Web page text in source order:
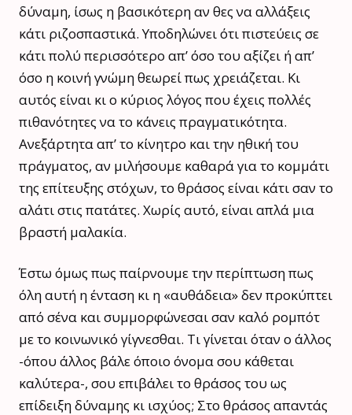
δύναμη, ίσως η βασικότερη αν θες να αλλάξεις
κάτι ριζοσπαστικά. Υποδηλώνει ότι πιστεύεις σε
κάτι πολύ περισσότερο απ’ όσο του αξίζει ή απ’
όσο η κοινή γνώμη θεωρεί πως χρειάζεται. Κι
αυτός είναι κι ο κύριος λόγος που έχεις πολλές
πιθανότητες να το κάνεις πραγματικότητα.
Ανεξάρτητα απ’ το κίνητρο και την ηθική του
πράγματος, αν μιλήσουμε καθαρά για το κομμάτι
της επίτευξης στόχων, το θράσος είναι κάτι σαν το
αλάτι στις πατάτες. Χωρίς αυτό, είναι απλά μια
βραστή μαλακία.
Έστω όμως πως παίρνουμε την περίπτωση πως
όλη αυτή η ένταση κι η «αυθάδεια» δεν προκύπτει
από σένα και συμμορφώνεσαι σαν καλό ρομπότ
με το κοινωνικό γίγνεσθαι. Τι γίνεται όταν ο άλλος
-όπου άλλος βάλε όποιο όνομα σου κάθεται
καλύτερα-, σου επιβάλει το θράσος του ως
επίδειξη δύναμης κι ισχύος; Στο θράσος απαντάς